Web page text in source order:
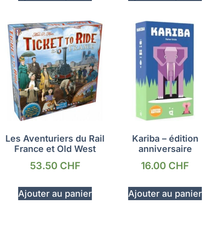
Les Aventuriers du Rail
France et Old West
53.50 CHF
Ajouter au panier
Kariba – édition
anniversaire
16.00 CHF
Ajouter au panier